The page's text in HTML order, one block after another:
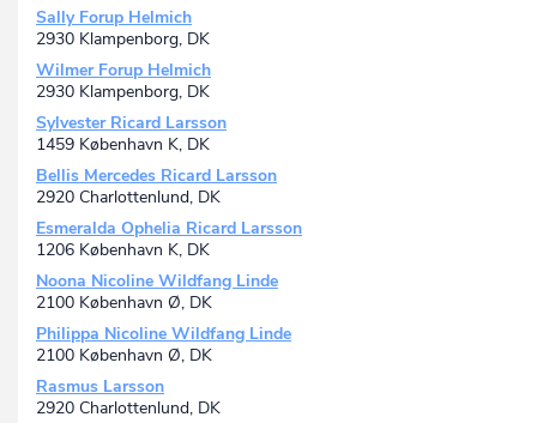
Sally Forup Helmich
2930 Klampenborg, DK
Wilmer Forup Helmich
2930 Klampenborg, DK
Sylvester Ricard Larsson
1459 København K, DK
Bellis Mercedes Ricard Larsson
2920 Charlottenlund, DK
Esmeralda Ophelia Ricard Larsson
1206 København K, DK
Noona Nicoline Wildfang Linde
2100 København Ø, DK
Philippa Nicoline Wildfang Linde
2100 København Ø, DK
Rasmus Larsson
2920 Charlottenlund, DK